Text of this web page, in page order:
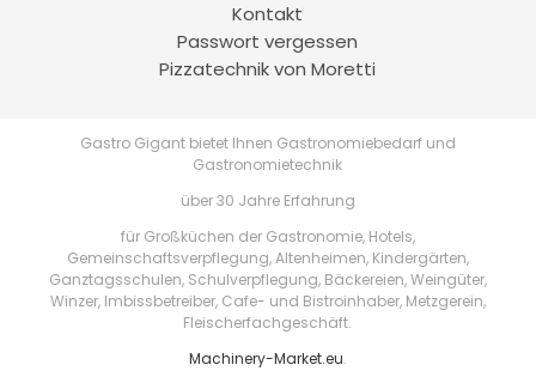
Kontakt
Passwort vergessen
Pizzatechnik von Moretti
Gastro Gigant bietet Ihnen Gastronomiebedarf und
Gastronomietechnik
über 30 Jahre Erfahrung
für Großküchen der Gastronomie, Hotels,
Gemeinschaftsverpflegung, Altenheimen, Kindergärten,
Ganztagsschulen, Schulverpflegung, Bäckereien, Weingüter,
Winzer, Imbissbetreiber, Cafe- und Bistroinhaber, Metzgerein,
Fleischerfachgeschäft.
Machinery-Market.eu.